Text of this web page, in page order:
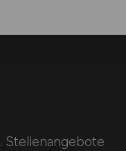
Stellenangebote